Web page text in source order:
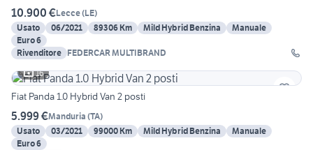
10.900 €Lecce(LE)
Usato
06/2021 89306 Km Mild Hybrid Benzina
Manuale
Euro 6
Rivenditore FEDERCAR MULTIBRAND
16
Fiat Panda 1.0 Hybrid Van 2 posti
5.999 €Manduria (TA)
Usato
03/2021 99000 Km Mild Hybrid Benzina
Manuale
Euro 6